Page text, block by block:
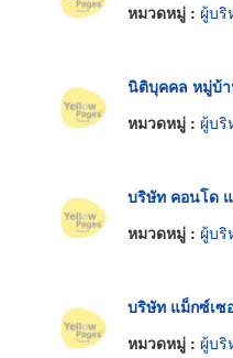
หมวดหมู่ : ผู้บ
นิติบุคคล หมู่บ้
หมวดหมู่ : ผู้บ
บริษัท คอนโด
หมวดหมู่ : ผู้บ
บริษัท แม็กซ์เซ
หมวดหมู่ : ผู้บ